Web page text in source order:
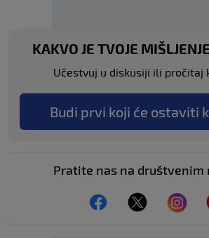
KAKVO JE TVOJE
Učestvuj u diskusiji ili pročitaj
Budi prvi koji će ostaviti
Pratite nas na društvenim